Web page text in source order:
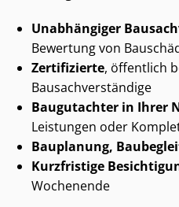
Unabhängiger
Bewertung von
Zertifizierte, öffentlich
Bau­sach­ver­stän­di­ge
Baugutachter in Ihrer
Leistungen oder
Bauplanung,
Kurzfristige
Wochenende